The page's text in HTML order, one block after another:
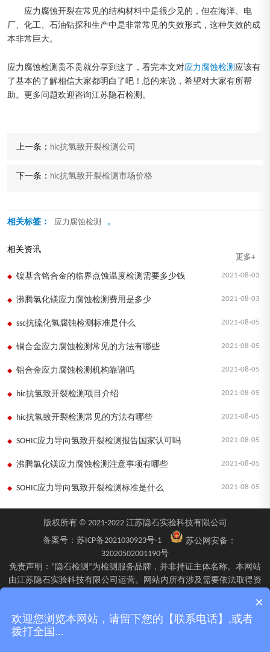
应力腐蚀开裂在常见的结构材料中是很少见的，但在海洋、电
厂、化工、石油钻探和生产中是非常常见的失效形式，这种失效的成
本非常巨大。
应力腐蚀检测贵不贵就分享到这了，看完本文对应力腐蚀检测应该有
了基本的了解相信大家都明白了吧！总的来说，希望对大家有所帮
助。更多问题欢迎咨询江苏隐石检测。
上一条： hic抗氢致开裂检测公司
下一条： hic抗氢致开裂检测市场价格
相关标签： 应力腐蚀检测 ,
相关资讯
更多+
2021-08-03
镍基含铬合金的临界点蚀温度检测需要多少钱
2021-08-03
沸腾氯化镁应力腐蚀检测费用是多少
2021-08-05
ssc抗硫化氢腐蚀检测标准是什么
2021-08-05
铜合金应力腐蚀检测常见的方法有哪些
2021-08-05
铝合金应力腐蚀检测机构靠谱吗
2021-08-05
hic抗氢致开裂检测项目介绍
2021-08-05
hic抗氢致开裂检测常见的方法有哪些
2021-08-05
SOHIC应力导向氢致开裂检测报告国家认可吗
2021-08-05
沸腾氯化镁应力腐蚀检测注意事项有哪些
2021-08-05
SOHIC应力导向氢致开裂检测标准是什么
版权所有 © 2021-2022 江苏隐石实验科技有限公司
备案号： 苏ICP备2021030923号-1
苏公网安备：
32020502001190号
免责声明：“隐石检测”为检测服务品牌，并非持证主体名称。本网站
由江苏隐石实验科技有限公司运营。网站内所有涉及需要依法取得资
石检验检测有限公司、四川隐石检验检测有限公司、南京隐石安全阀
校验有限公司在资质认定能力范围内具体实施并出具报告。不同检测
项目的资质适用范围、报告标识及出具主体可能不同，具体情况以双
×
欢迎您浏览本网站，请留下您的【联系电话】,或者
拨打全国...